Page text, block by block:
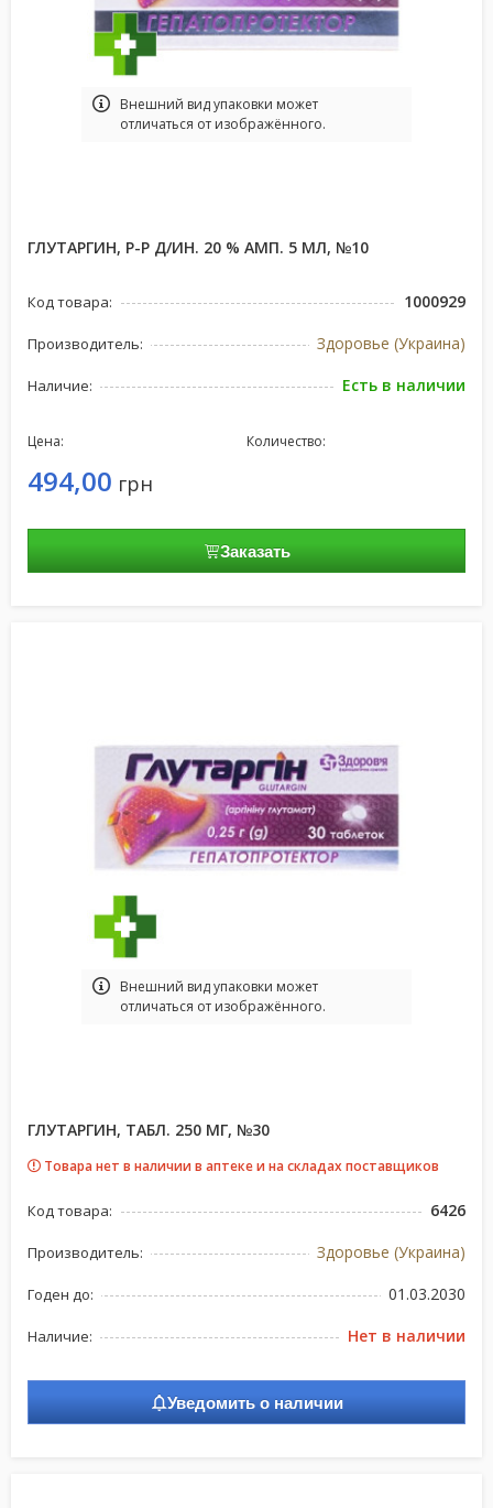
Bнешний вид упаковки может
отличаться от изображённого.
ГЛУТАРГИН, Р-Р Д/ИН. 20 % АМП. 5 МЛ, №10
Код товара: 1000929
Производитель: Здоровье (Украина)
Наличие: Есть в наличии
Цена:
494,00 грн
Количество:
Заказать
Bнешний вид упаковки может
отличаться от изображённого.
ГЛУТАРГИН, ТАБЛ. 250 МГ, №30
Товара нет в наличии в аптеке и на складах поставщиков
Код товара: 6426
Производитель: Здоровье (Украина)
Годен до: 01.03.2030
Наличие: Нет в наличии
Уведомить о наличии